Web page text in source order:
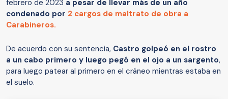
febrero de 2023 a pesar de llevar más de un año
condenado por 2 cargos de maltrato de obra a
Carabineros.
De acuerdo con su sentencia, Castro golpeó en el rostro
a un cabo primero y luego pegó en el ojo a un sargento,
para luego patear al primero en el cráneo mientras estaba en
el suelo.